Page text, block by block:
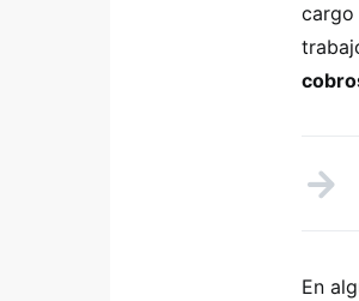
cargo
En